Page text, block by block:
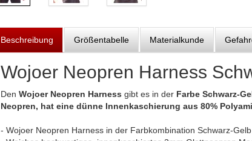
Beschreibung Größentabelle Materialkunde
Wojoer Neopren Harness
Den Wojoer Neopren Harness gibt es in derFarbe Schwarz-
Neopren, hat eine dünne Innenkaschierung aus 80%
- Wojoer Neopren Harness in der Farbkombination Schwarz-Gelb